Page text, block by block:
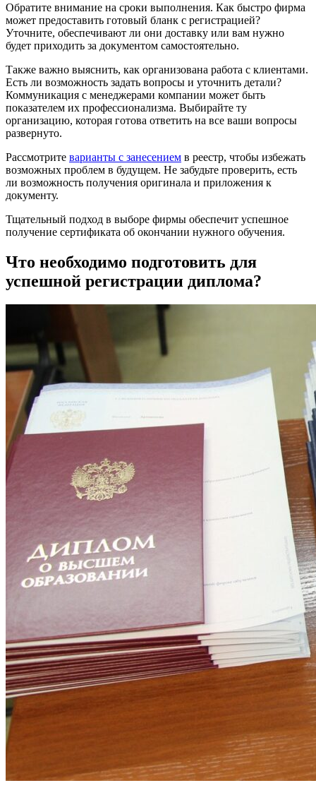
Обратите внимание на сроки выполнения. Как быстро фирма
может предоставить готовый бланк с регистрацией?
Уточните, обеспечивают ли они доставку или вам нужно
будет приходить за документом самостоятельно.
Также важно выяснить, как организована работа с клиентами.
Есть ли возможность задать вопросы и уточнить детали?
Коммуникация с менеджерами компании может быть
показателем их профессионализма. Выбирайте ту
организацию, которая готова ответить на все ваши вопросы
развернуто.
Рассмотрите варианты с занесением в реестр, чтобы избежать
возможных проблем в будущем. Не забудьте проверить, есть
ли возможность получения оригинала и приложения к
документу.
Тщательный подход в выборе фирмы обеспечит успешное
получение сертификата об окончании нужного обучения.
Что необходимо подготовить для
успешной регистрации диплома?